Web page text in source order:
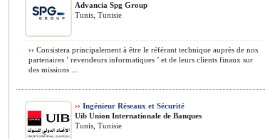
Advancia Spg Group
Tunis, Tunisie
›› Consistera principalement à être le référant technique auprès de nos
partenaires ’ revendeurs informatiques ’ et de leurs clients finaux sur
des missions ...
›› Ingénieur Réseaux et Sécurité
Uib Union Internationale de Banques
Tunis, Tunisie